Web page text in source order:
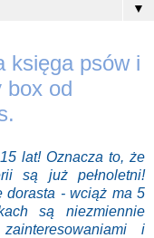
▼
księga psów i
box od
lat! Oznacza to, że
są już pełnoletni!
dorasta - wciąż ma 5
są niezmiennie
i